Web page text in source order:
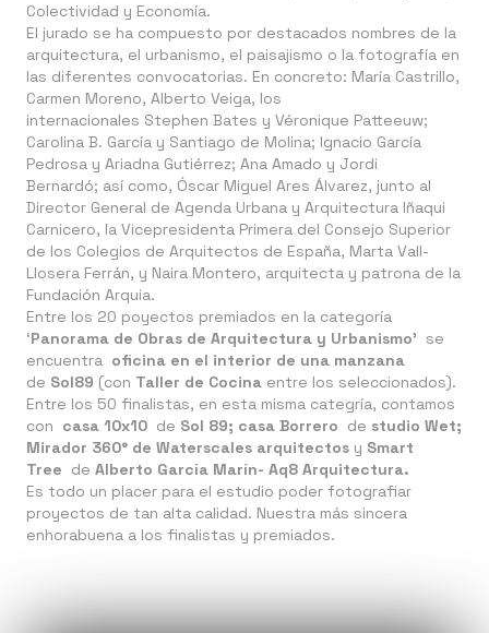
Colectividad y Economía.
El jurado se ha compuesto por destacados nombres de la
arquitectura, el urbanismo, el paisajismo o la fotografía en
las diferentes convocatorias. En concreto: María Castrillo,
Carmen Moreno, Alberto Veiga, los
internacionales Stephen Bates y Véronique Patteeuw;
Carolina B. García y Santiago de Molina; Ignacio García
Pedrosa y Ariadna Gutiérrez; Ana Amado y Jordi
Bernardó; así como, Óscar Miguel Ares Álvarez, junto al
Director General de Agenda Urbana y Arquitectura Iñaqui
Carnicero, la Vicepresidenta Primera del Consejo Superior
de los Colegios de Arquitectos de España, Marta Vall-
Llosera Ferrán, y Naira Montero, arquitecta y patrona de la
Fundación Arquia.
Entre los 20 poyectos premiados en la categoría
‘Panorama de Obras de Arquitectura y Urbanismo’ se
encuentra oficina en el interior de una manzana
de Sol89 (con Taller de Cocina entre los seleccionados).
Entre los 50 finalistas, en esta misma categría, contamos
con casa 10x10 de Sol 89; casa Borrero de studio Wet;
Mirador 360° de Waterscales arquitectos y Smart
Tree de Alberto García Marín- Aq8 Arquitectura.
Es todo un placer para el estudio poder fotografiar
proyectos de tan alta calidad. Nuestra más sincera
enhorabuena a los finalistas y premiados.